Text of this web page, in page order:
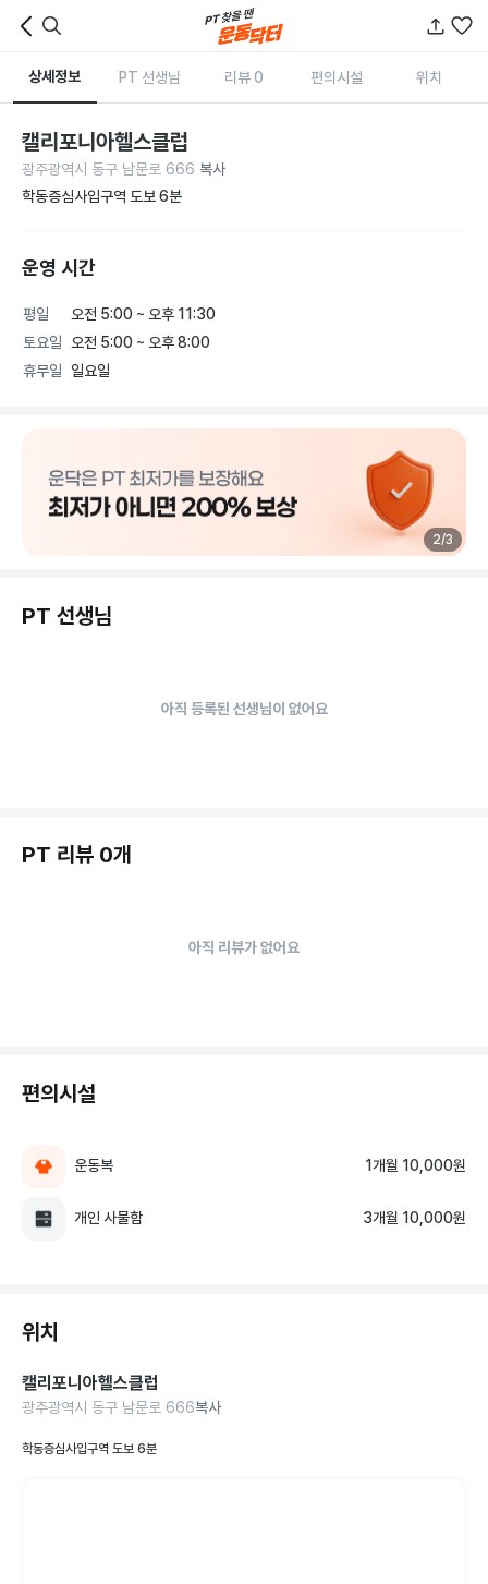
상세정보 PT 선생님 리뷰 0 편의시설 위치
캘리포니아헬스클럽
광주광역시 동구 남문로 666 복사
학동증심사입구역 도보 6분
운영 시간
평일
오전 5:00 ~ 오후 11:30
토요일
오전 5:00 ~ 오후 8:00
휴무일
일요일
2/3
PT 선생님
아직 등록된 선생님이 없어요
PT 리뷰 0개
아직 리뷰가 없어요
편의시설
운동복 1개월 10,000원
개인 사물함 3개월 10,000원
위치
캘리포니아헬스클럽
광주광역시 동구 남문로 666복사
학동증심사입구역 도보 6분